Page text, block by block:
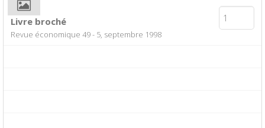
Livre broché
Revue économique 49 - 5, septembre 1998